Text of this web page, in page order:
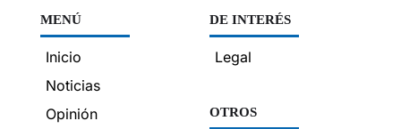
MENÚ
Inicio
Noticias
Opinión
DE INTERÉS
Legal
OTROS